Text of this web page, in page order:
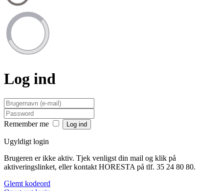
Log ind
Remember me
Ugyldigt login
Brugeren er ikke aktiv. Tjek venligst din mail og klik på
aktiveringslinket, eller kontakt HORESTA på tlf. 35 24 80 80.
Glemt kodeord